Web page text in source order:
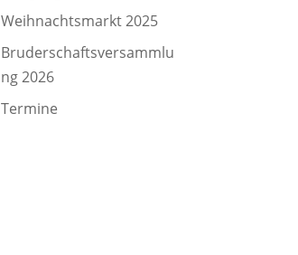
Weihnachtsmarkt 2025
Bruderschaftsversammlu
ng 2026
Termine